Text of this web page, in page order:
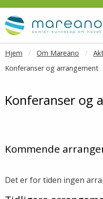
Gå til hovedinnhold
Hjem Om Mareano
Konferanser og arrangement
Konferanser og
Kommende
Det er for tiden ingen